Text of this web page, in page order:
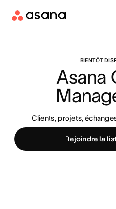
Contacter le
BIENTÔT
Asana
Clients, projets,
Rejoindre la